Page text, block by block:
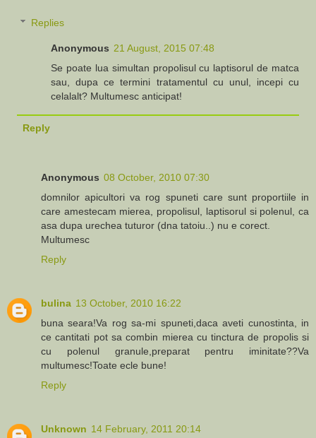
Replies
Anonymous 21 August, 2015 07:48
Se poate lua simultan propolisul cu laptisorul de matca
sau, dupa ce termini tratamentul cu unul, incepi cu
celalalt? Multumesc anticipat!
Reply
Anonymous 08 October, 2010 07:30
domnilor apicultori va rog spuneti care sunt proportiile in
care amestecam mierea, propolisul, laptisorul si polenul, ca
asa dupa urechea tuturor (dna tatoiu..) nu e corect.
Multumesc
Reply
bulina 13 October, 2010 16:22
buna seara!Va rog sa-mi spuneti,daca aveti cunostinta, in
ce cantitati pot sa combin mierea cu tinctura de propolis si
cu polenul granule,preparat pentru iminitate??Va
multumesc!Toate ecle bune!
Reply
Unknown 14 February, 2011 20:14